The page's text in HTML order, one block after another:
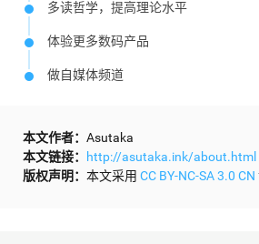
多读哲学，提高理论水平
体验更多数码产品
做自媒体频道
本文作者： Asutaka
本文链接： http://asutaka.ink/about.html
版权声明： 本文采用 CC BY-NC-SA 3.0 CN